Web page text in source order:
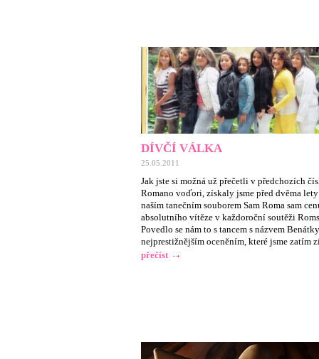
DÍVČÍ VÁLKA
25.05.2011
Jak jste si možná už přečetli v předchozích
Romano voďori, získaly jsme před dvěma lety
naším tanečním souborem Sam Roma sam
absolutního vítěze v každoroční soutěži
Povedlo se nám to s tancem s názvem
nejprestižnějším oceněním, které jsme zatím
přečíst